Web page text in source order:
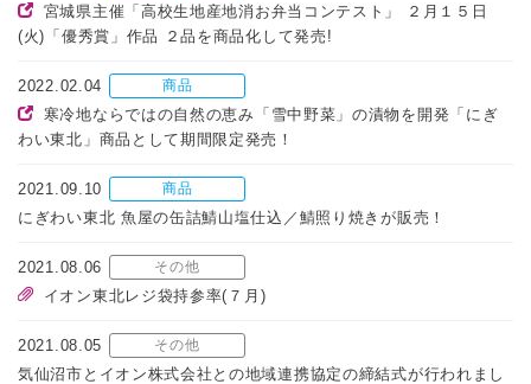
宮城県主催「高校生地産地消お弁当コンテスト」 ２月１５日
(火)「優秀賞」作品 ２品を商品化して発売!
2022.02.04 商品
寒冷地ならではの自然の恵み「雪中野菜」の漬物を開発「にぎ
わい東北」商品として期間限定発売！
2021.09.10 商品
にぎわい東北 魚屋の缶詰鯖山塩仕込／鯖照り焼きが販売！
2021.08.06 その他
イオン東北レジ袋持参率(７月)
2021.08.05 その他
気仙沼市とイオン株式会社との地域連携協定の締結式が行われまし